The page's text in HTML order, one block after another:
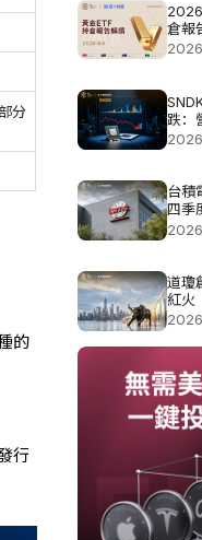
分
的
行
倉報
易日
跌：
為何
台積
四季
達成
道瓊
紅火